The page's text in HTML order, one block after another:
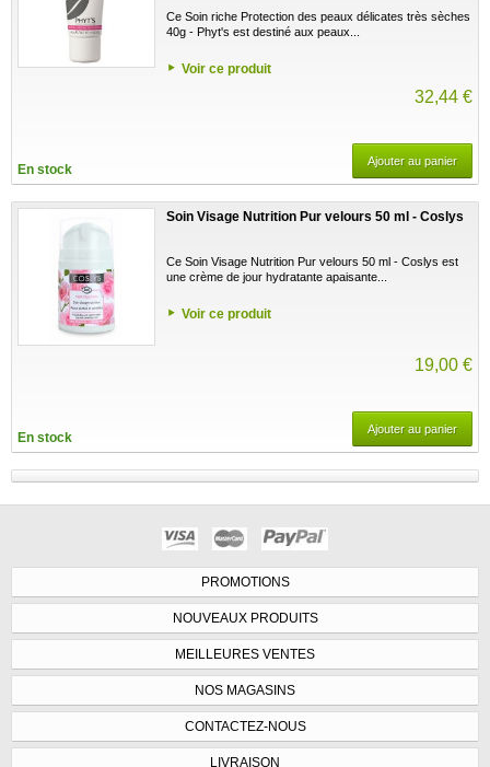
Ce Soin riche Protection des peaux délicates très sèches
40g - Phyt's est destiné aux peaux...
Voir ce produit
32,44 €
En stock
Ajouter au panier
Soin Visage Nutrition Pur velours 50 ml - Coslys
Ce Soin Visage Nutrition Pur velours 50 ml - Coslys est
une crème de jour hydratante apaisante...
Voir ce produit
19,00 €
En stock
Ajouter au panier
PROMOTIONS
NOUVEAUX PRODUITS
MEILLEURES VENTES
NOS MAGASINS
CONTACTEZ-NOUS
LIVRAISON